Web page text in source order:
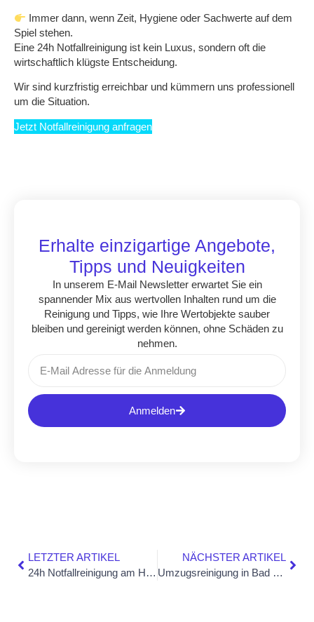
Immer dann, wennZeit, Hygiene oder Sachwerte auf dem
Spiel stehen.
Eine 24h Notfallreinigung ist kein Luxus, sondern oft die
wirtschaftlich klügste Entscheidung.
Wir sind kurzfristig erreichbar und kümmern uns professionell
um die Situation.
Jetzt Notfallreinigung anfragen
Erhalte einzigartige Angebote,
Tipps und Neuigkeiten
In unserem E-Mail Newsletter erwartet Sie ein
spannender Mix aus wertvollen Inhalten rund um die
Reinigung und Tipps, wie Ihre Wertobjekte sauber
bleiben und gereinigt werden können, ohne Schäden zu
nehmen.
Anmelden
LETZTER ARTIKEL
24h Notfallreinigung am Hochrhein – schnelle Hilfe bei akuten Reinigungsfällen
NÄCHSTER ARTIKEL
Umzugsreinigung in Bad Säckingen – warum eine professionelle Endreinigung beim Auszug entscheidend ist